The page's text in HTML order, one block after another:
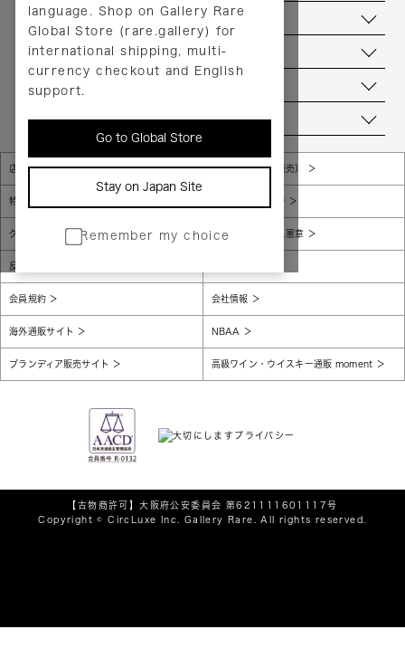
language. Shop on Gallery Rare
Global Store (rare.gallery) for
international shipping, multi-
currency checkout and English
support.
Go to Global Store
Stay on Japan Site
Remember my choice
ヘルプ
お問い合わせ
当店について
店舗一覧 販売規約（店頭販売）
特定商取引法に基づく表示 個人情報保護方針
グローバルプライバシーポリシー コンプライアンス憲章
反社会的勢力に対する基本方針
会員規約 会社情報
海外通販サイト NBAA
ブランディア販売サイト 高級ワイン・ウイスキー通販 moment
【古物商許可】大阪府公安委員会 第621111601117号
Copyright © CircLuxe Inc. Gallery Rare. All rights reserved.